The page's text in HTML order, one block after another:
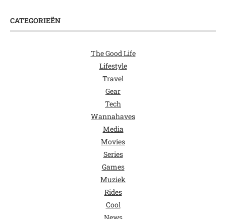
CATEGORIEËN
The Good Life
Lifestyle
Travel
Gear
Tech
Wannahaves
Media
Movies
Series
Games
Muziek
Rides
Cool